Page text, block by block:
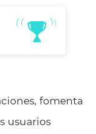
fomenta
usuarios